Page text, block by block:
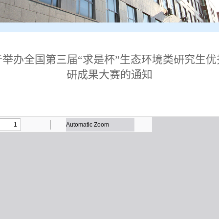
办全国第三届“求是杯”生态环境类研究生
研成果大赛的通知